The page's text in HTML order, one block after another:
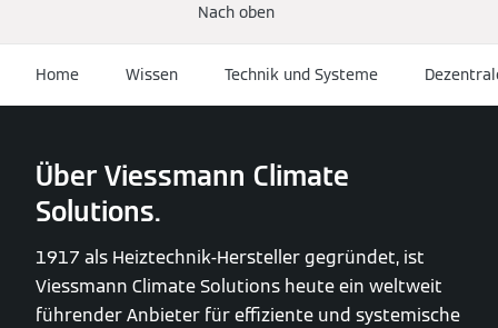
Nach oben
Home Wissen Technik und Systeme
Über Viessmann Climate
Solutions.
1917 als Heiztechnik-Hersteller gegründet, ist
Viessmann Climate Solutions heute ein weltweit
führender Anbieter für effiziente und systemische